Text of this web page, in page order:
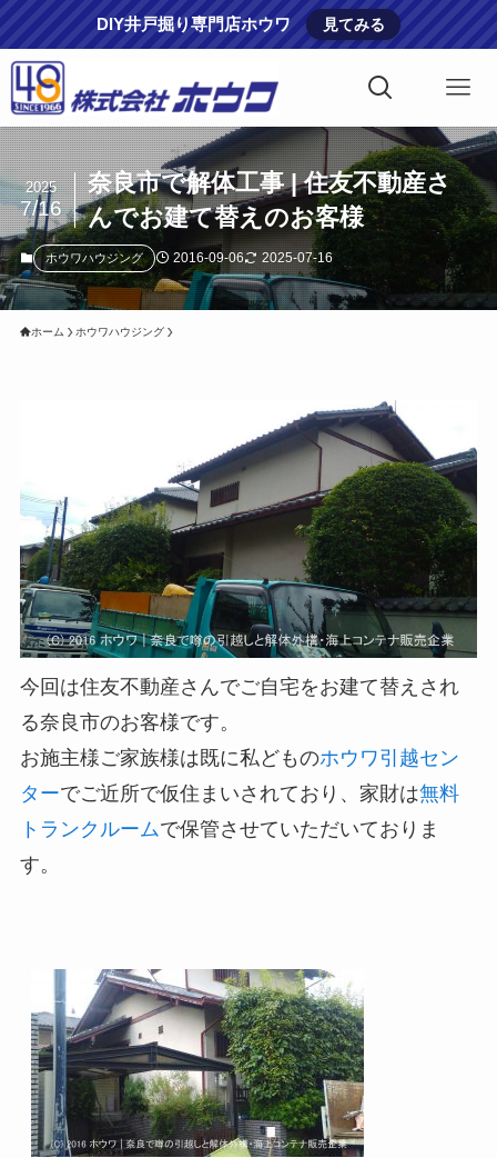
DIY井戸掘り専門店ホウワ 見てみる
奈良市で解体工事 | 住友不動産さ
んでお建て替えのお客様
2025
7/16
ホウワハウジング 2016-09-06 2025-07-16
ホーム ホウワハウジング
今回は住友不動産さんでご自宅をお建て替えされ
る奈良市のお客様です。
お施主様ご家族様は既に私どものホウワ引越セン
ターでご近所で仮住まいされており、家財は無料
トランクルームで保管させていただいておりま
す。